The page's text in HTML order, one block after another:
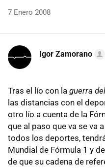
7 Enero 2008
Igor Zamorano
Tras el lío con la guerra
las distancias con el
otro lío a cuenta de la
que al paso que va se va
todos los deportes,
Mundial de Fórmula 1 y
de que su cadena de